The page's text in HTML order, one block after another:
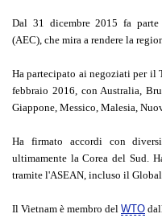
Dal 31 dicembre 2015 fa parte
(AEC), che mira a rendere la
Ha partecipato ai negoziati per il
febbraio 2016, con Australia,
Giappone, Messico, Malesia,
Ha firmato accordi con
ultimamente la Corea del Sud.
tramite l'ASEAN, incluso il
Il Vietnam è membro del WTO